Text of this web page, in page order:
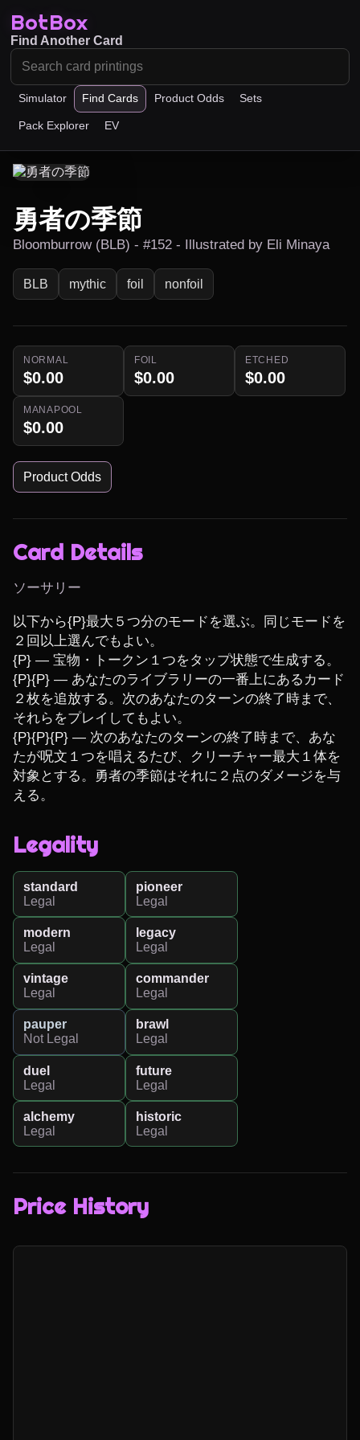
BotBox
Simulator Find Cards Product Odds Sets
Pack Explorer EV
Find Another Card
勇者の季節
Bloomburrow (BLB) - #152 - Illustrated by Eli Minaya
BLB mythic foil nonfoil
NORMAL
$0.00
FOIL
$0.00
ETCHED
$0.00
MANAPOOL
$0.00
Product Odds
Card Details
ソーサリー
以下から{P}最大５つ分のモードを選ぶ。同じモードを
２回以上選んでもよい。
{P} ― 宝物・トークン１つをタップ状態で生成する。
{P}{P} ― あなたのライブラリーの一番上にあるカード
２枚を追放する。次のあなたのターンの終了時まで、
それらをプレイしてもよい。
{P}{P}{P} ― 次のあなたのターンの終了時まで、あな
たが呪文１つを唱えるたび、クリーチャー最大１体を
対象とする。勇者の季節はそれに２点のダメージを与
える。
Legality
standard
Legal
pioneer
Legal
modern
Legal
legacy
Legal
vintage
Legal
commander
Legal
pauper
Not Legal
brawl
Legal
duel
Legal
future
Legal
alchemy
Legal
historic
Legal
Price History